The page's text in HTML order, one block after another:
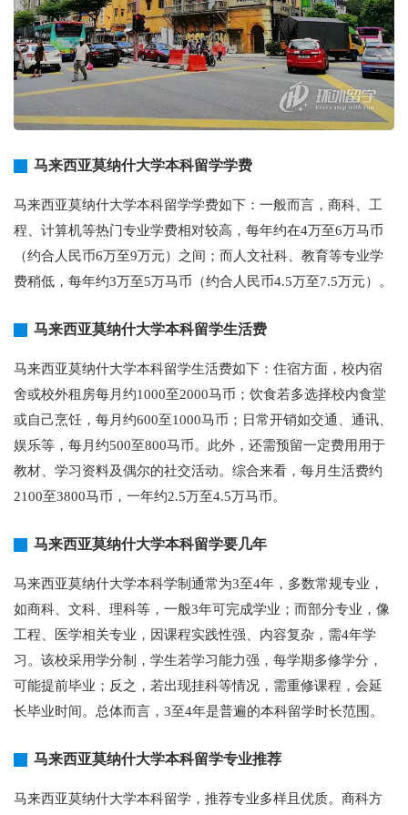
马来西亚莫纳什大学本科留学学费
马来西亚莫纳什大学本科留学学费如下：一般而言，商科、工
程、计算机等热门专业学费相对较高，每年约在4万至6万马币
（约合人民币6万至9万元）之间；而人文社科、教育等专业学
费稍低，每年约3万至5万马币（约合人民币4.5万至7.5万元）。
马来西亚莫纳什大学本科留学生活费
马来西亚莫纳什大学本科留学生活费如下：住宿方面，校内宿
舍或校外租房每月约1000至2000马币；饮食若多选择校内食堂
或自己烹饪，每月约600至1000马币；日常开销如交通、通讯、
娱乐等，每月约500至800马币。此外，还需预留一定费用用于
教材、学习资料及偶尔的社交活动。综合来看，每月生活费约
2100至3800马币，一年约2.5万至4.5万马币。
马来西亚莫纳什大学本科留学要几年
马来西亚莫纳什大学本科学制通常为3至4年，多数常规专业，
如商科、文科、理科等，一般3年可完成学业；而部分专业，像
工程、医学相关专业，因课程实践性强、内容复杂，需4年学
习。该校采用学分制，学生若学习能力强，每学期多修学分，
可能提前毕业；反之，若出现挂科等情况，需重修课程，会延
长毕业时间。总体而言，3至4年是普遍的本科留学时长范围。
马来西亚莫纳什大学本科留学专业推荐
马来西亚莫纳什大学本科留学，推荐专业多样且优质。商科方